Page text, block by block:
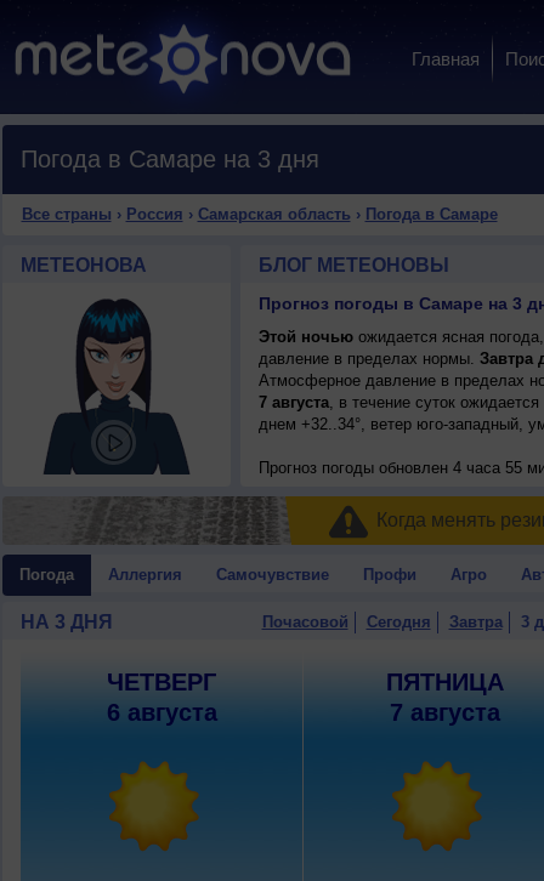
Главная
Погода в Самаре на 3 дня
Все страны › Россия › Самарская область › Погода в Самаре
МЕТЕОНОВА БЛОГ МЕТЕОНОВЫ
Прогноз погоды в Самаре на 3
Этой ночьюожидается ясная
давление в пределах нормы. Завтра
Атмосферное давление в пределах
7 августа, в течение суток
днем +32..34°, ветер юго-западный,
Прогноз погоды обновлен 4 часа 55
Когда менять
Погода Аллергия Самочувствие Профи Агро
НА 3 ДНЯ Почасовой Сегодня Завтра 3
ЧЕТВЕРГ
6 августа
ПЯТНИЦА
7 августа